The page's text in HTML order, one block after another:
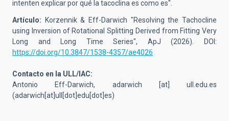
intenten explicar por qué la tacoclina es como es".
Artículo: Korzennik & Eff-Darwich "Resolving the Tachocline
using Inversion of Rotational Splitting Derived from Fitting Very
Long and Long Time Series", ApJ (2026). DOI:
https://doi.org/10.3847/1538-4357/ae4026
Contacto en la ULL/IAC:
Antonio Eff-Darwich, adarwich [at] ull.edu.es
(adarwich[at]ull[dot]edu[dot]es)